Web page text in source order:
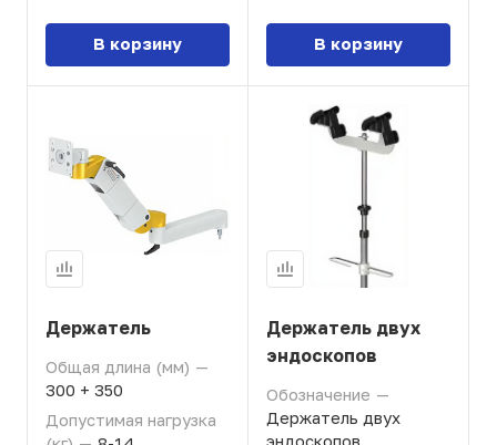
В корзину В корзину
Держатель
Общая длина (мм) —
300 + 350
Допустимая нагрузка
Держатель двух
эндоскопов
Обозначение —
Держатель двух
эндоскопов